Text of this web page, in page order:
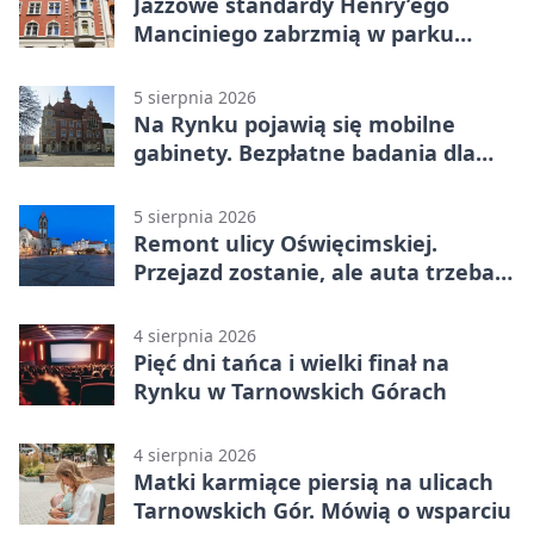
Manciniego zabrzmią w parku
5 sierpnia 2026
Na Rynku pojawią się mobilne
gabinety. Bezpłatne badania dla
5 sierpnia 2026
Remont ulicy Oświęcimskiej.
Przejazd zostanie, ale auta trzeba
4 sierpnia 2026
Pięć dni tańca i wielki finał na
Rynku w Tarnowskich Górach
4 sierpnia 2026
Matki karmiące piersią na ulicach
Tarnowskich Gór. Mówią o wsparciu